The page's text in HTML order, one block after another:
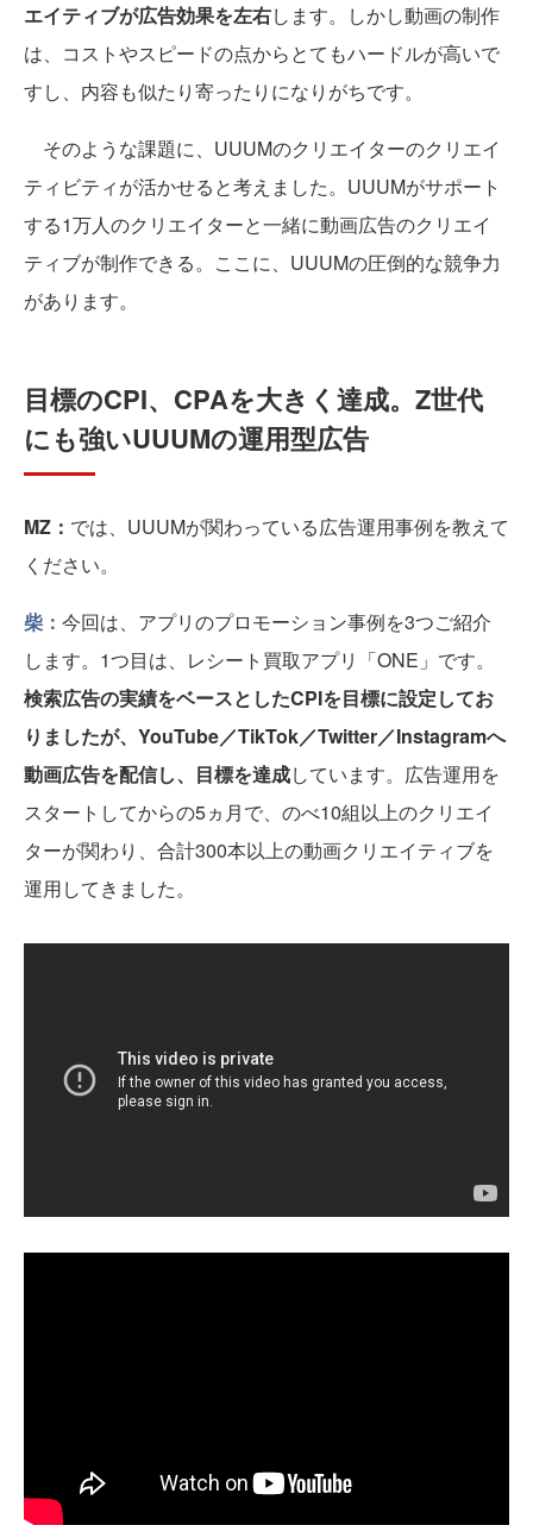
エイティブが広告効果を左右します。しかし動画の制作
は、コストやスピードの点からとてもハードルが高いで
すし、内容も似たり寄ったりになりがちです。
そのような課題に、UUUMのクリエイターのクリエイ
ティビティが活かせると考えました。UUUMがサポート
する1万人のクリエイターと一緒に動画広告のクリエイ
ティブが制作できる。ここに、UUUMの圧倒的な競争力
があります。
目標のCPI、CPAを大きく達成。Z世代
にも強いUUUMの運用型広告
MZ： では、UUUMが関わっている広告運用事例を教えて
ください。
柴： 今回は、アプリのプロモーション事例を3つご紹介
します。1つ目は、レシート買取アプリ「ONE」です。
検索広告の実績をベースとしたCPIを目標に設定してお
りましたが、YouTube／TikTok／Twitter／Instagramへ
動画広告を配信し、目標を達成しています。広告運用を
スタートしてからの5ヵ月で、のべ10組以上のクリエイ
ターが関わり、合計300本以上の動画クリエイティブを
運用してきました。